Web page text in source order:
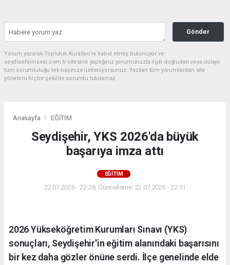
Gönder
Yorum yazarak Topluluk Kuralları’nı kabul etmiş bulunuyor ve
seydisehirinsesi.com.tr sitesine yaptığınız yorumunuzla ilgili doğrudan veya dolaylı
tüm sorumluluğu tek başınıza üstleniyorsunuz. Yazılan tüm yorumlardan site
yönetimi hiçbir şekilde sorumlu tutulamaz.
Anasayfa EĞİTİM
Seydişehir, YKS 2026'da büyük
başarıya imza attı
EĞİTİM
22.07.2026 - 22:28, Güncelleme: 22.07.2026 - 22:51
2026 Yükseköğretim Kurumları Sınavı (YKS)
sonuçları, Seydişehir'in eğitim alanındaki başarısını
bir kez daha gözler önüne serdi. İlçe genelinde elde